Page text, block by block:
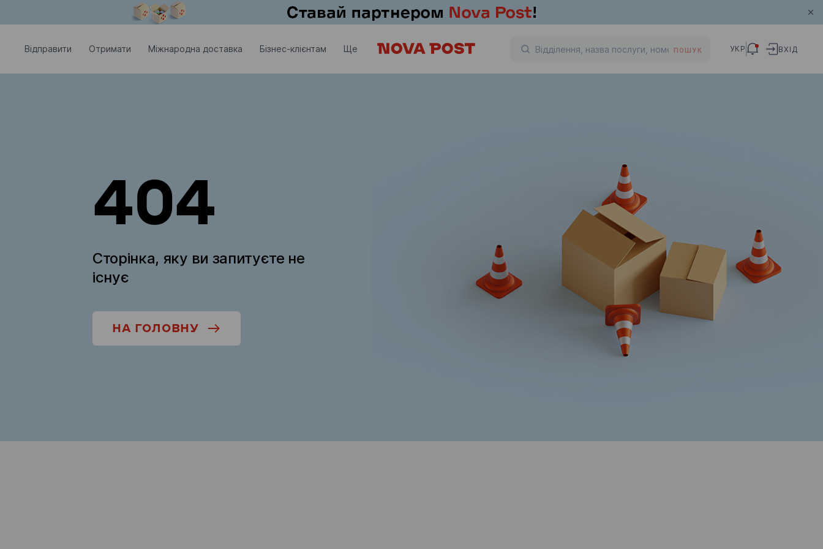
Відправити Отримати Міжнародна доставка Бізнес-клієнтам Ще ПОШУК УКР ВХІД
404
Сторінка, яку ви запитуєте не
існує
НА ГОЛОВНУ